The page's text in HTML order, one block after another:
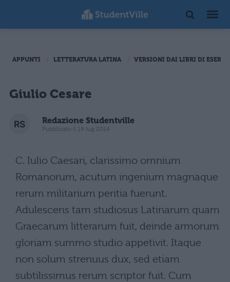
APPUNTI LETTERATURA LATINA VERSIONI DAI LIBRI DI
Giulio Cesare
Redazione Studentville
Pubblicato il 19 lug 2014
C. Iulio Caesari, clarissimo omnium
Romanorum, acutum ingenium magnaque
rerum militarium peritia fuerunt.
Adulescens tam studiosus Latinarum quam
Graecarum litterarum fuit, deinde armorum
gloriam summo studio appetivit. Itaque
non solum strenuus dux, sed etiam
subtilissimus rerum scriptor fuit. Cum